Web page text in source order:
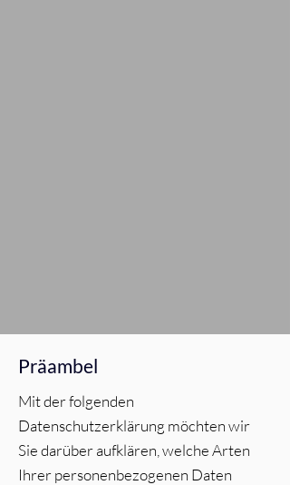
Präambel
Mit der folgenden
Datenschutzerklärung möchten wir
Sie darüber aufklären, welche Arten
Ihrer personenbezogenen Daten